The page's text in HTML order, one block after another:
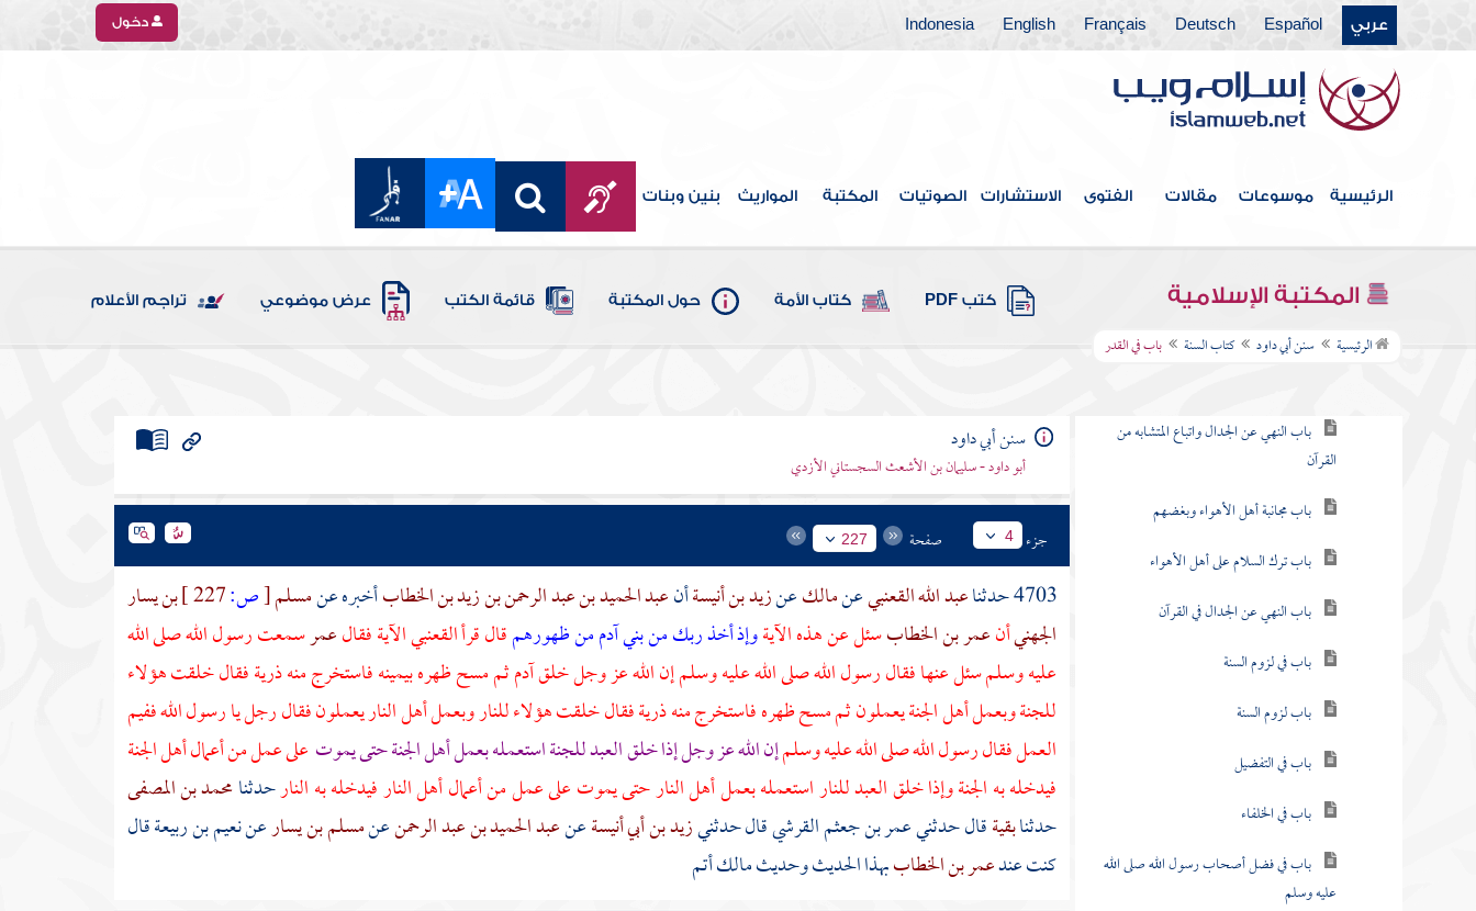
عربي Español
Deutsch
Français
English
Indonesia دخول
الرئيسية موسوعات مقالات الفتوى الاستشارات الصوتيات المكتبة المواريث بنين وبنات
المكتبة الإسلامية كتب PDF كتاب الأمة حول المكتبة قائمة الكتب عرض موضوعي تراجم الأعلام
الرئيسية سنن أبي داود كتاب السنة باب في القدر
كتاب الخاتم
كتاب الفتن والملاحم
كتاب المهدي
كتاب الملاحم
كتاب الحدود
كتاب الديات
كتاب السنة
باب النهي عن الجدال واتباع المتشابه من
القرآن
باب مجانبة أهل الأهواء وبغضهم
باب ترك السلام على أهل الأهواء
باب النهي عن الجدال في القرآن
باب في لزوم السنة
باب لزوم السنة
باب في التفضيل
باب في الخلفاء
باب في فضل أصحاب رسول الله صلى الله
عليه وسلم
سنن أبي داود
أبو داود - سليمان بن الأشعث السجستاني الأزدي
جزء 4 صفحة 227
4703 حدثنا عبد الله القعنبيعنمالكعنزيد بن أنيسةأنعبد الحميد بن عبد الرحمن بن زيد بن الخطابأخبره عنمسلم[ص:
بن يسار
الجهنيأنعمر بن الخطابسئل عن هذه الآيةوإذ أخذ ربك من بنيآدممن ظهورهمقال قرأالقعنبيالآية فقالعمرسمعت رسول الله صلى الله
عليه وسلم سئل عنها فقال رسول الله صلى الله عليه وسلم إن الله عز وجل خلقآدمثم مسح ظهره بيمينه فاستخرج منه ذرية فقال خلقت هؤلاء
للجنة وبعمل أهل الجنة يعملون ثم مسح ظهره فاستخرج منه ذرية فقال خلقت هؤلاء للنار وبعمل أهل النار يعملون فقال رجل يا رسول الله ففيم
العمل فقال رسول الله صلى الله عليه وسلمإن الله عز وجل إذا خلق العبد للجنة استعمله بعمل أهل الجنة حتى يموت على عمل من أعمال أهل الجنة
فيدخله به الجنة وإذا خلق العبد للنار استعمله بعمل أهل النار حتى يموت على عمل من أعمال أهل النار فيدخله به النارحدثنامحمد بن المصفى
حدثنابقيةقال حدثنيعمر بن جعثم القرشيقال حدثنيزيد بن أبي أنيسةعنعبد الحميد بن عبد الرحمنعنمسلم بن يسارعننعيم بن ربيعةقال
كنت عندعمر بن الخطاببهذا الحديث وحديثمالكأتم